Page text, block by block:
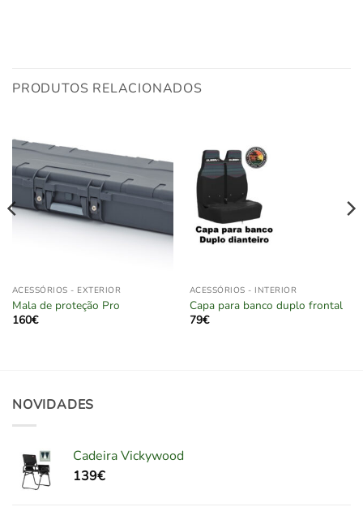
PRODUTOS RELACIONADOS
ACESSÓRIOS - EXTERIOR
Mala de proteção Pro
160€
ACESSÓRIOS - INTERIOR
Capa para banco duplo frontal
79€
NOVIDADES
Cadeira Vickywood
139€